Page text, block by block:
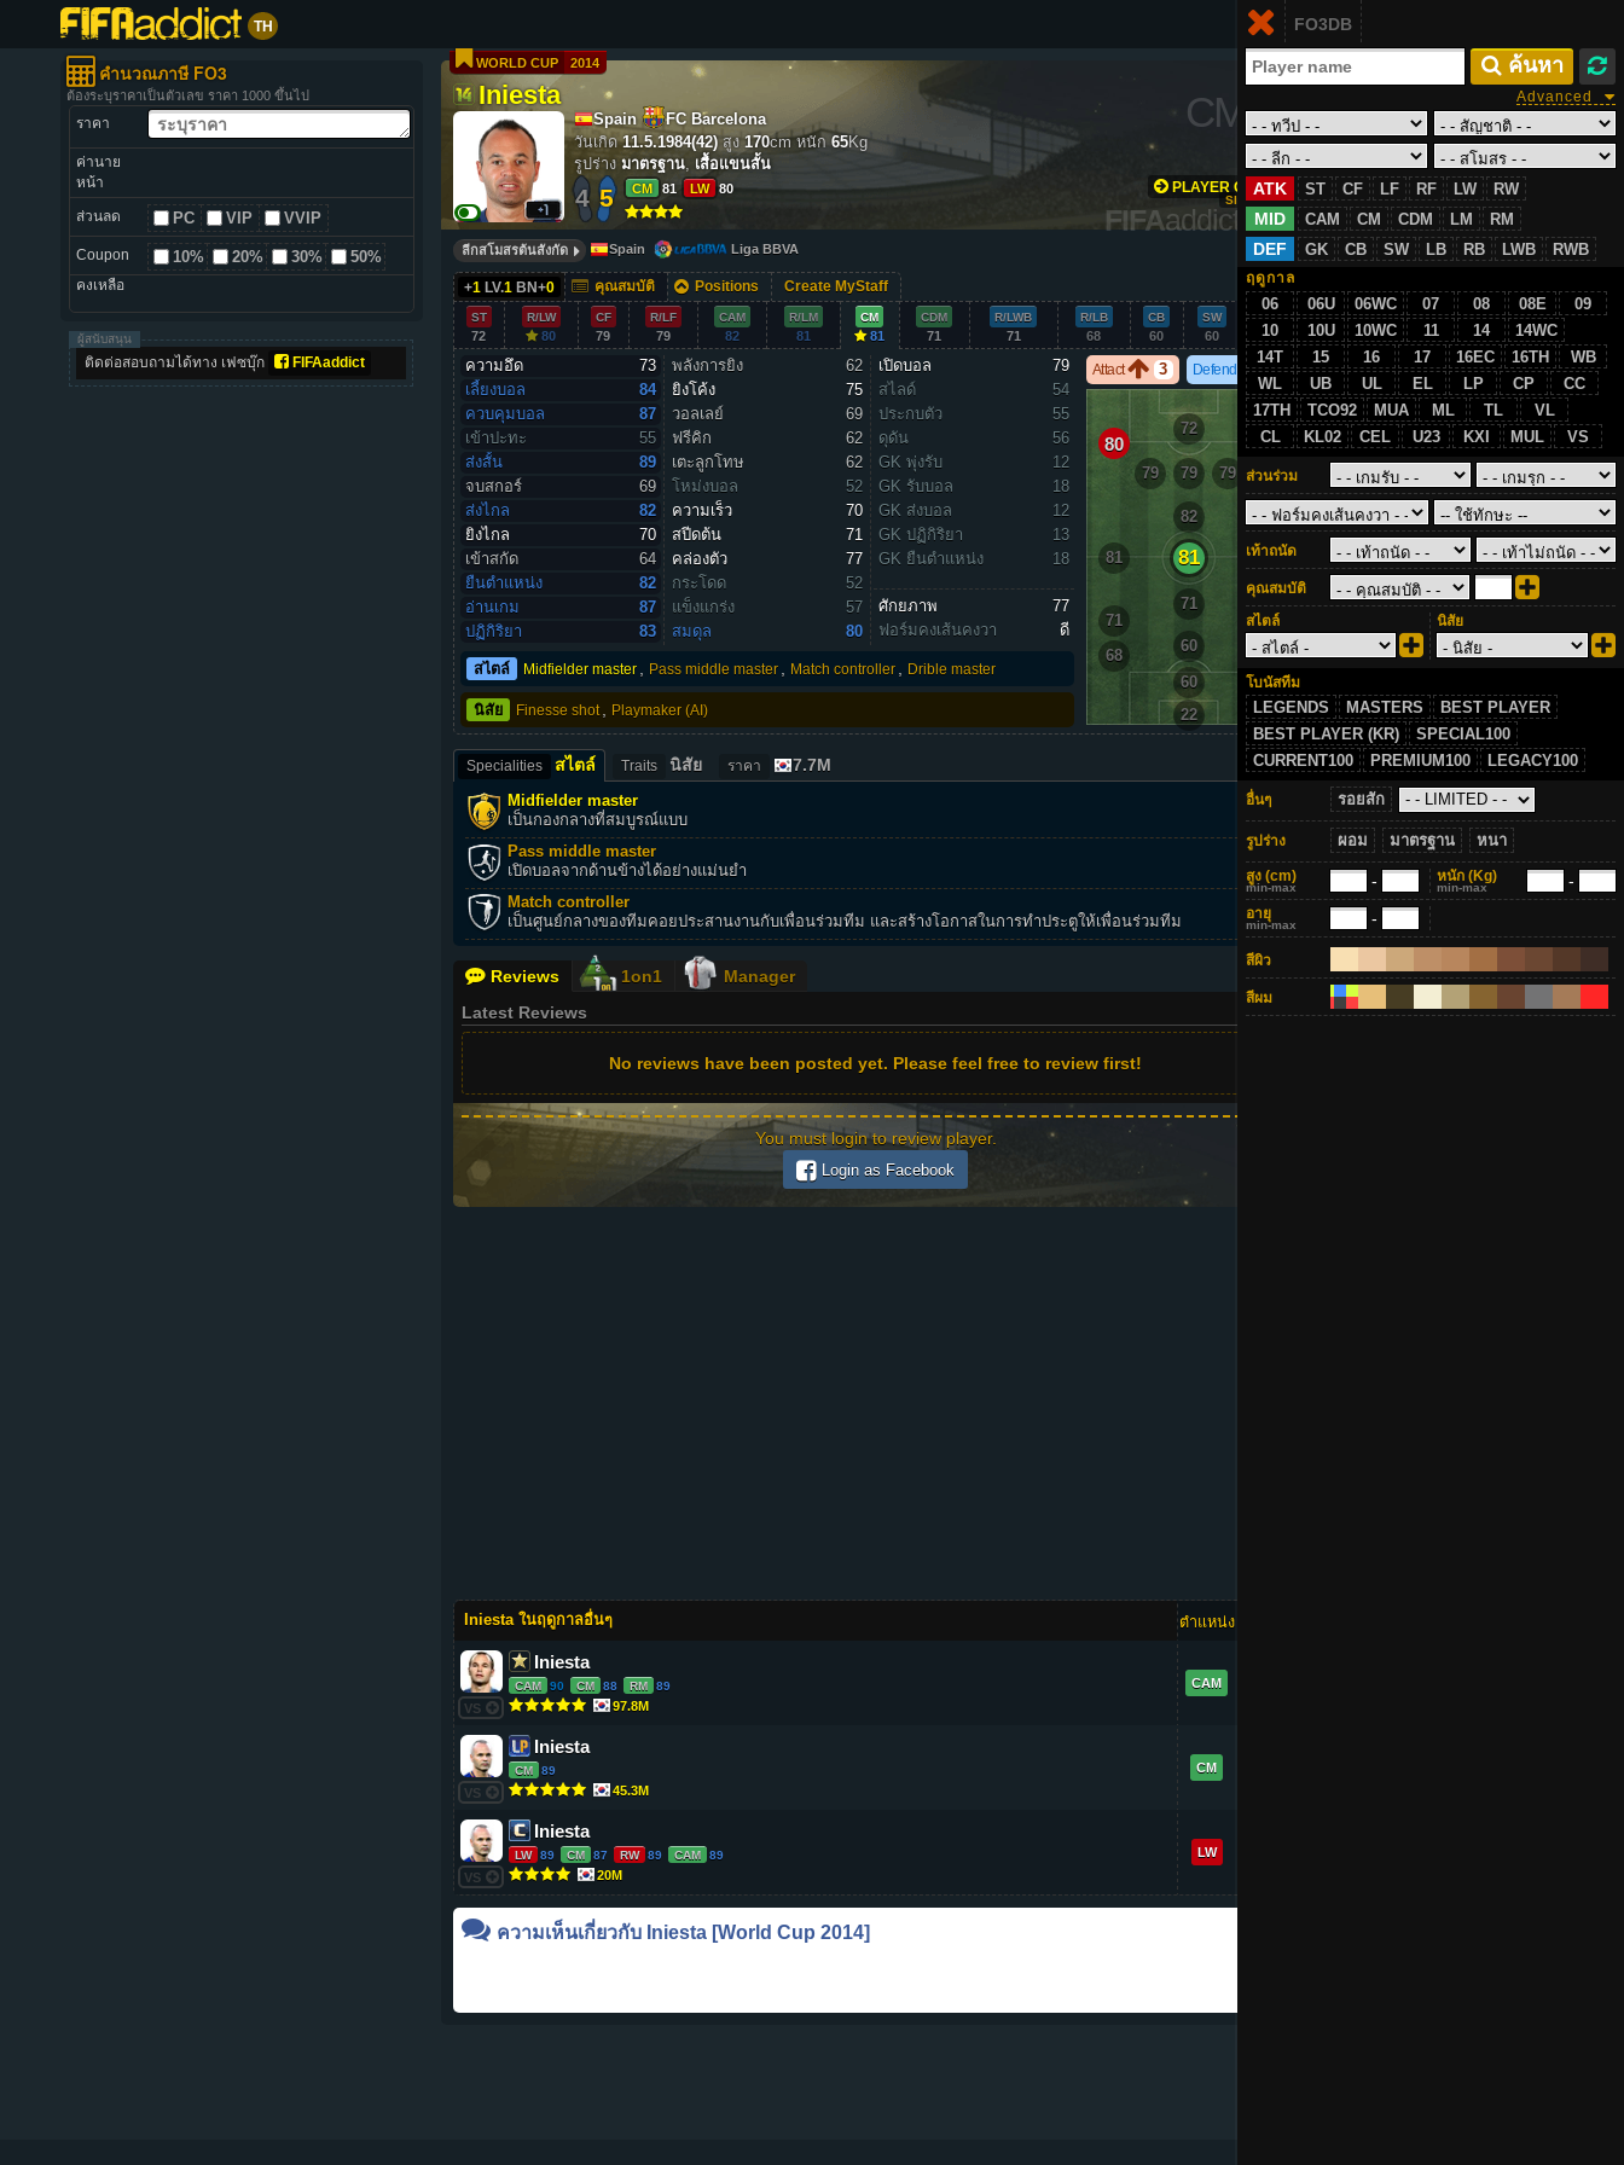
TH TH
FO3DB
ค้นหา
Advanced
ATK ST CF LF RF LW RW
MID CAM CM CDM LM RM
DEF GK CB SW LB RB LWB RWB
ฤดูกาล
06 06U 06WC 07 08 08E
09
10
10U 10WC 11 14
14WC
14T
15 16 17 16EC 16TH
WB
WL
UB UL EL LP CP
CC
17TH
TCO92 MUA ML TL
VL
CL
KL02 CEL U23 KXI MUL VS
ส่วนร่วม
เท้าถนัด
คุณสมบัติ
สไตล์
นิสัย
โบนัสทีม
LEGENDS MASTERS
BEST PLAYER
BEST PLAYER (KR)
SPECIAL100
CURRENT100
PREMIUM100 LEGACY100
อื่นๆ รอยสัก
รูปร่าง ผอม มาตรฐาน หนา
สูง (cm)
min-max - หนัก (Kg)
min-max -
อายุ
min-max -
สีผิว
สีผม
คำนวณภาษี FO3
ต้องระบุราคาเป็นตัวเลข ราคา 1000 ขึ้นไป
ราคา
ค่านาย
หน้า
ส่วนลด
PC VIP VVIP
Coupon 10% 20% 30% 50%
คงเหลือ
ผู้สนับสนุน
ติดต่อสอบถามได้ทาง เฟซบุ๊ก FIFAaddict
Iniesta
WORLD CUP 2014
Spain
FC Barcelona
วันเกิด 11.5.1984(42) สูง 170cm หนัก 65Kg
รูปร่าง มาตรฐาน, เสื้อแขนสั้น
4 5 CM 81 LW 80 PLAYER GROWTH
SIMULATION
FIFAaddict.com
CM/81
ลีกสโมสรต้นสังกัด Spain Liga BBVA VS
+1 LV.1 BN+0 คุณสมบัติ Positions Create MyStaff
ST
72
R/LW
80
CF
79
R/LF
79
CAM
82
R/LM
81
CM
81
CDM
71
R/LWB
71
R/LB
68
CB
60
SW
60
GK
22
ความอึด
73
เลี้ยงบอล
84
ควบคุมบอล
87
เข้าปะทะ
55
ส่งสั้น
89
จบสกอร์
69
ส่งไกล
82
ยิงไกล
70
เข้าสกัด
64
ยืนตำแหน่ง
82
อ่านเกม
87
ปฏิกิริยา
83
พลังการยิง
62
ยิงโค้ง
75
วอลเลย์
69
ฟรีคิก
62
เตะลูกโทษ
62
โหม่งบอล
52
ความเร็ว
70
สปีดต้น
71
คล่องตัว
77
กระโดด
52
แข็งแกร่ง
57
สมดุล
80
เปิดบอล
79
สไลด์
54
ประกบตัว
55
ดุดัน
56
GK พุ่งรับ
12
GK รับบอล
18
GK ส่งบอล
12
GK ปฏิกิริยา
13
GK ยืนตำแหน่ง
18
ศักยภาพ
77
ฟอร์มคงเส้นคงวา
ดี
สไตล์ Midfielder master Pass middle master Match controller Drible master
นิสัย Finesse shot Playmaker (AI)
Attact 3 Defend 2
72
80
80
79
79
79
82
81 81
81
71
71
71
68
60
68
60
22
Specialities สไตล์ Traits นิสัย ราคา 7.7M
Midfielder master
เป็นกองกลางที่สมบูรณ์แบบ
Pass middle master
เปิดบอลจากด้านข้างได้อย่างแม่นยำ
Match controller
เป็นศูนย์กลางของทีมคอยประสานงานกับเพื่อนร่วมทีม และสร้างโอกาสในการทำประตูให้เพื่อนร่วมทีม
+1
Reviews 1on1
Manager
Latest Reviews
No reviews have been posted yet. Please feel free to review first!
You must login to review player.
Login as Facebook
Iniesta ในฤดูกาลอื่นๆ ตำแหน่ง
VS
Iniesta
CAM 90 CM 88 RM 89
97.8M
CAM
VS
Iniesta
CM 89
45.3M
CM
VS
Iniesta
LW 89 CM 87 RW 89 CAM 89
20M
LW
ความเห็นเกี่ยวกับ Iniesta [World Cup 2014]
กลุ่ม FIFA 3 | แผน Ranking 2000+
| แผน Ranking Manager | พลังแฝง
นักเตะ | เข้าร่วมกลุ่มได้ที่นี่